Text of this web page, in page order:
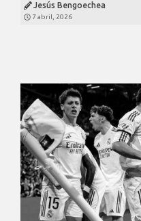
Jesús Bengoechea
7 abril, 2026